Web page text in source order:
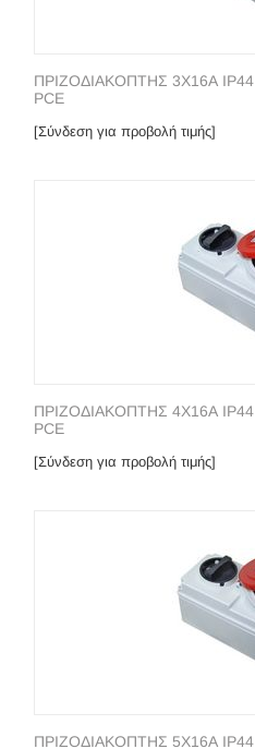
ΠΡΙΖΟΔΙΑΚΟΠΤΗΣ 3Χ16Α IP44
PCE
[Σύνδεση για προβολή τιμής]
ΠΡΙΖΟΔΙΑΚΟΠΤΗΣ 4Χ16Α IP44
PCE
[Σύνδεση για προβολή τιμής]
ΠΡΙΖΟΔΙΑΚΟΠΤΗΣ 5Χ16Α IP44